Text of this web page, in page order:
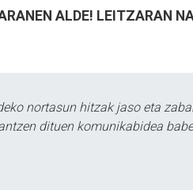
ALDE! LEITZARAN
nortasun hitzak jaso eta
dituen komunikabidea